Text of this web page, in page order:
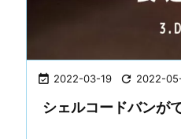
 2022-03-19  2022-
シェルコードバンが